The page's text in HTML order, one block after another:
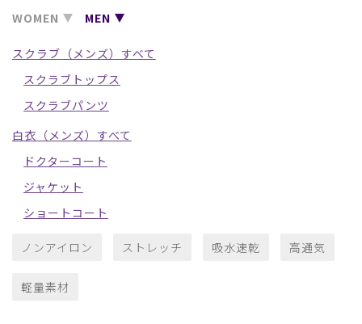
WOMEN MEN
スクラブ（メンズ）すべて
スクラブトップス
スクラブパンツ
白衣（メンズ）すべて
ドクターコート
ジャケット
ショートコート
ノンアイロン ストレッチ 吸水速乾 高通気
軽量素材